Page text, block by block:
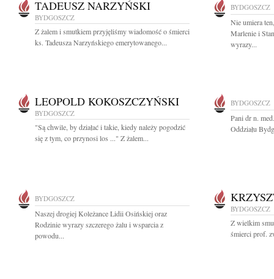
TADEUSZ NARZYŃSKI
BYDGOSZCZ
Z żalem i smutkiem przyjęliśmy wiadomość o śmierci
ks. Tadeusza Narzyńskiego emerytowanego...
BYDGOSZCZ
Nie umiera
Marlenie i
wyrazy...
LEOPOLD KOKOSZCZYŃSKI
BYDGOSZCZ
"Są chwile, by działać i takie, kiedy należy pogodzić
się z tym, co przynosi los ..." Z żalem...
BYDGOSZCZ
Pani dr n.
Oddziału
BYDGOSZCZ
Naszej drogiej Koleżance Lidii Osińskiej oraz
Rodzinie wyrazy szczerego żalu i wsparcia z
powodu...
BYDGOSZCZ
Z wielkim
śmierci prof.